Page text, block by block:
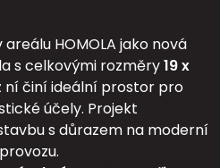
HOMOLA jako nová
s celkovými rozměry19 x
ní činí ideální prostor pro
účely. Projekt
s důrazem na moderní